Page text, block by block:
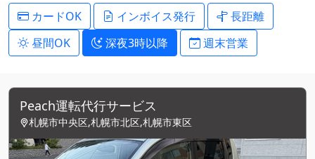
カードOK インボイス発行
長距離
昼間OK
深夜3時以降 週末営業
Peach運転代行サービス
札幌市中央区,札幌市北区,札幌市東区